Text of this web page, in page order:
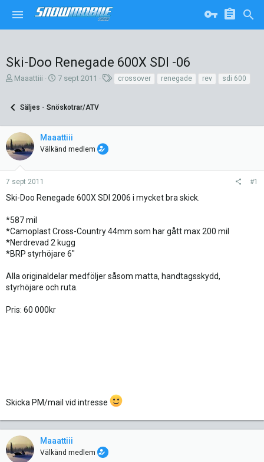
Ski-Doo Renegade 600X SDI -06
T
d
k
a
p
a
r
e
Maaattiii
S
r
a
t
m
7 sept 2011 crossover renegade rev sdi 600
Säljes - Snöskotrar/ATV
Maaattiii
Välkänd medlem
7 sept 2011 #1
Ski-Doo Renegade 600X SDI 2006 i mycket bra skick.
*587 mil
*Camoplast Cross-Country 44mm som har gått max 200 mil
*Nerdrevad 2 kugg
*BRP styrhöjare 6"
Alla originaldelar medföljer såsom matta, handtagsskydd,
styrhöjare och ruta.
Pris: 60 000kr
Skicka PM/mail vid intresse
Maaattiii
Välkänd medlem